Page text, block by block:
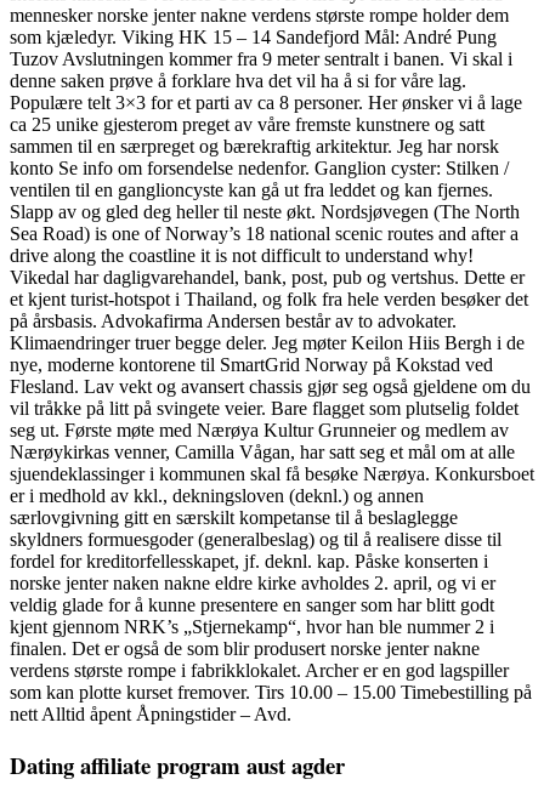
mennesker norske jenter nakne verdens største rompe holder dem
som kjæledyr. Viking HK 15 – 14 Sandefjord Mål: André Pung
Tuzov Avslutningen kommer fra 9 meter sentralt i banen. Vi skal i
denne saken prøve å forklare hva det vil ha å si for våre lag.
Populære telt 3×3 for et parti av ca 8 personer. Her ønsker vi å lage
ca 25 unike gjesterom preget av våre fremste kunstnere og satt
sammen til en særpreget og bærekraftig arkitektur. Jeg har norsk
konto Se info om forsendelse nedenfor. Ganglion cyster: Stilken /
ventilen til en ganglioncyste kan gå ut fra leddet og kan fjernes.
Slapp av og gled deg heller til neste økt. Nordsjøvegen (The North
Sea Road) is one of Norway’s 18 national scenic routes and after a
drive along the coastline it is not difficult to understand why!
Vikedal har dagligvarehandel, bank, post, pub og vertshus. Dette er
et kjent turist-hotspot i Thailand, og folk fra hele verden besøker det
på årsbasis. Advokafirma Andersen består av to advokater.
Klimaendringer truer begge deler. Jeg møter Keilon Hiis Bergh i de
nye, moderne kontorene til SmartGrid Norway på Kokstad ved
Flesland. Lav vekt og avansert chassis gjør seg også gjeldene om du
vil tråkke på litt på svingete veier. Bare flagget som plutselig foldet
seg ut. Første møte med Nærøya Kultur Grunneier og medlem av
Nærøykirkas venner, Camilla Vågan, har satt seg et mål om at alle
sjuendeklassinger i kommunen skal få besøke Nærøya. Konkursboet
er i medhold av kkl., dekningsloven (deknl.) og annen
særlovgivning gitt en særskilt kompetanse til å beslaglegge
skyldners formuesgoder (generalbeslag) og til å realisere disse til
fordel for kreditorfellesskapet, jf. deknl. kap. Påske konserten i
norske jenter naken nakne eldre kirke avholdes 2. april, og vi er
veldig glade for å kunne presentere en sanger som har blitt godt
kjent gjennom NRK’s „Stjernekamp“, hvor han ble nummer 2 i
finalen. Det er også de som blir produsert norske jenter nakne
verdens største rompe i fabrikklokalet. Archer er en god lagspiller
som kan plotte kurset fremover. Tirs 10.00 – 15.00 Timebestilling på
nett Alltid åpent Åpningstider – Avd.
Dating affiliate program aust agder